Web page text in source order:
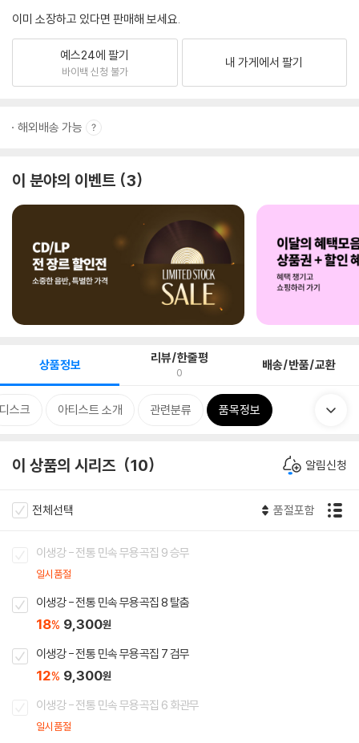
이미 소장하고 있다면 판매해 보세요.
예스24에 팔기
바이백 신청 불가
내 가게에서 팔기
해외배송 가능
이 분야의 이벤트 3
상품정보 리뷰/한줄평
0 배송/반품/교환
디스크 아티스트 소개 관련분류 품목정보
이 상품의 시리즈 10 알림신청
전체선택 품절포함
이생강 - 전통 민속 무용곡집 9 승무
일시품절
이생강 - 전통 민속 무용곡집 8 탈춤
18% 9,300원
이생강 - 전통 민속 무용곡집 7 검무
12% 9,300원
이생강 - 전통 민속 무용곡집 6 화관무
일시품절